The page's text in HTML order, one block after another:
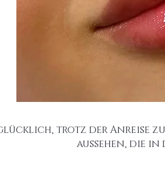
trotz der Anreise
aussehen, die